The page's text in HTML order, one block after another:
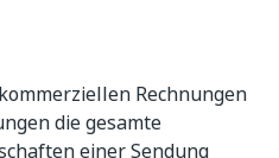
Rechnungen
die gesamte
einer Sendung